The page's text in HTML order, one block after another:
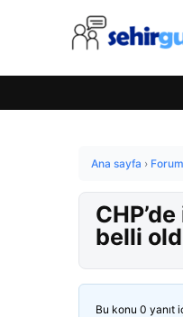
Ana sayfa ›
belli
Bu konu 0 yanıt